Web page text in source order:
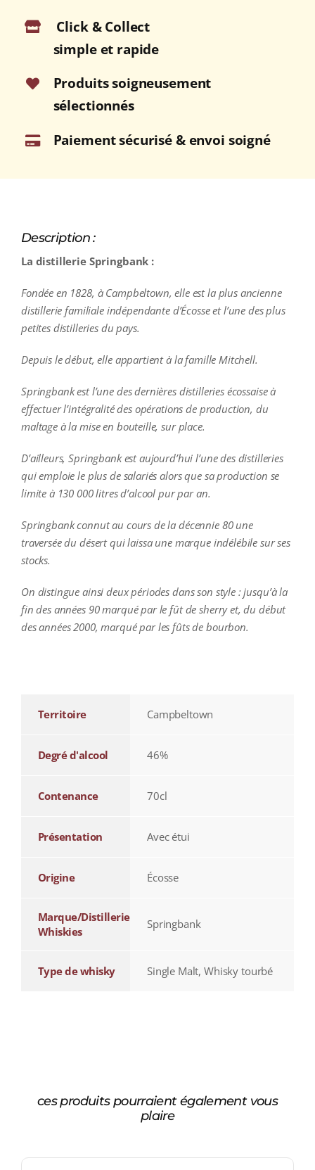
Click & Collect
simple et rapide
Produits soigneusement
sélectionnés
Paiement sécurisé & envoi soigné
Description :
La distillerie Springbank :
Fondée en 1828, à Campbeltown, elle est la plus ancienne
distillerie familiale indépendante d’Écosse et l’une des plus
petites distilleries du pays.
Depuis le début, elle appartient à la famille Mitchell.
Springbank est l’une des dernières distilleries écossaise à
effectuer l’intégralité des opérations de production, du
maltage à la mise en bouteille, sur place.
D’ailleurs, Springbank est aujourd’hui l’une des distilleries
qui emploie le plus de salariés alors que sa production se
limite à 130 000 litres d’alcool pur par an.
Springbank connut au cours de la décennie 80 une
traversée du désert qui laissa une marque indélébile sur ses
stocks.
On distingue ainsi deux périodes dans son style : jusqu’à la
fin des années 90 marqué par le fût de sherry et, du début
des années 2000, marqué par les fûts de bourbon.
Territoire Campbeltown
Degré d'alcool 46%
Contenance 70cl
Présentation Avec étui
Origine Écosse
Marque/Distillerie
Whiskies
Springbank
Type de whisky Single Malt, Whisky tourbé
ces produits pourraient également vous
plaire